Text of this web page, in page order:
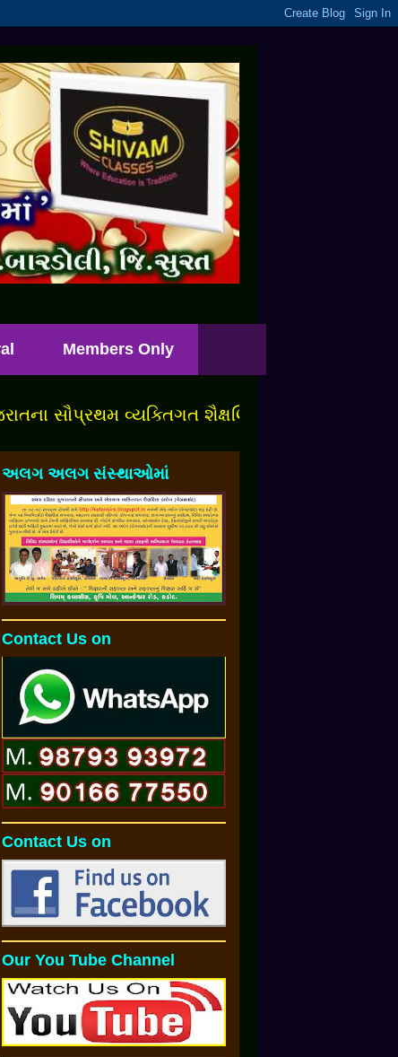
Members Only
સૌપ્રથમ વ્યક્તિગત શૈક્ષણિક બ્લોગમાં આપનુંં સ્વાગત
અલગ અલગ સંસ્થાઓમાં
Contact Us on
Contact Us on
Our You Tube Channel